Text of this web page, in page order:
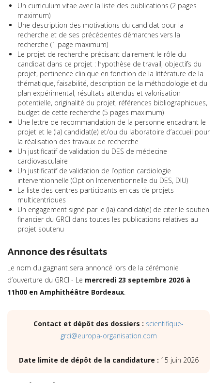
Un curriculum vitae avec la liste des publications (2 pages
maximum)
Une description des motivations du candidat pour la
recherche et de ses précédentes démarches vers la
recherche (1 page maximum)
Le projet de recherche précisant clairement le rôle du
candidat dans ce projet : hypothèse de travail, objectifs du
projet, pertinence clinique en fonction de la littérature de la
thématique, faisabilité, description de la méthodologie et du
plan expérimental, résultats attendus et valorisation
potentielle, originalité du projet, références bibliographiques,
budget de cette recherche (5 pages maximum)
Une lettre de recommandation de la personne encadrant le
projet et le (la) candidat(e) et/ou du laboratoire d’accueil pour
la réalisation des travaux de recherche
Un justificatif de validation du DES de médecine
cardiovasculaire
Un justificatif de validation de l’option cardiologie
interventionnelle (Option Interventionnelle du DES, DIU)
La liste des centres participants en cas de projets
multicentriques
Un engagement signé par le (la) candidat(e) de citer le soutien
financier du GRCI dans toutes les publications relatives au
projet soutenu
Annonce des résultats
Le nom du gagnant sera annoncé lors de la cérémonie
d’ouverture du GRCI - Le mercredi 23 septembre 2026 à
11h00 en Amphithéâtre Bordeaux
Contact et dépôt des dossiers : scientifique-
grci@europa-organisation.com
Date limite de dépôt de la candidature : 15 juin 2026